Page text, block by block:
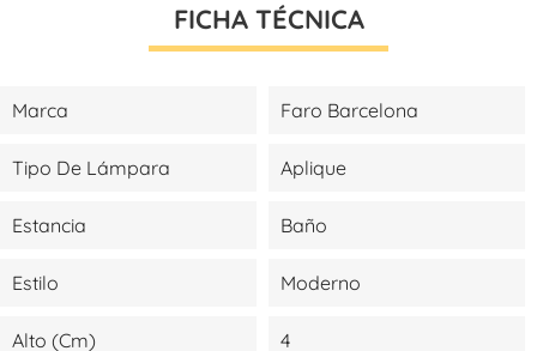
FICHA TÉCNICA
Marca Faro Barcelona
Tipo De Lámpara Aplique
Estancia Baño
Estilo Moderno
Alto (cm) 4